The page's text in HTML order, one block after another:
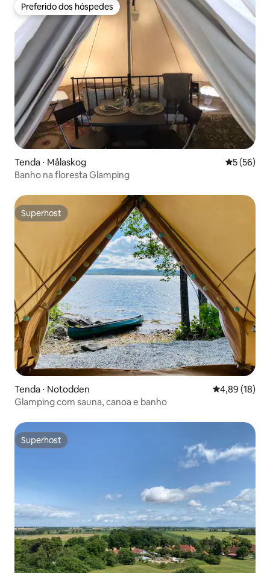
Preferido dos hóspedes
Preferido dos hóspedes
Tenda ⋅ Målaskog 5 de uma
5 (56)
Banho na floresta Glamping
Superhost
Superhost
Tenda ⋅ Notodden 4,89 de uma
4,89 (18)
Glamping com sauna, canoa e banho
Superhost
Superhost